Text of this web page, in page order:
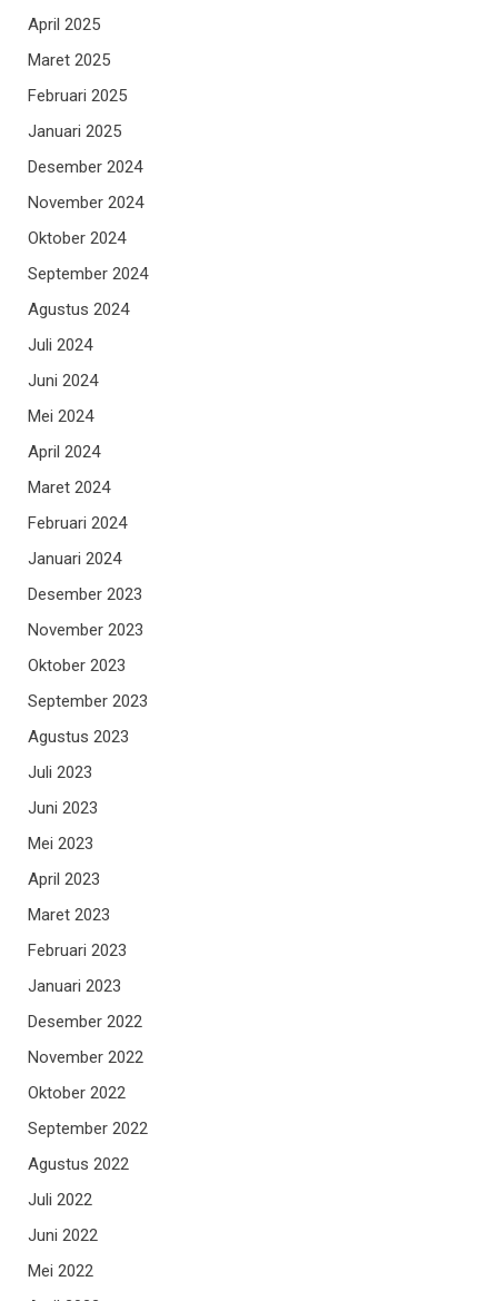
April 2025
Maret 2025
Februari 2025
Januari 2025
Desember 2024
November 2024
Oktober 2024
September 2024
Agustus 2024
Juli 2024
Juni 2024
Mei 2024
April 2024
Maret 2024
Februari 2024
Januari 2024
Desember 2023
November 2023
Oktober 2023
September 2023
Agustus 2023
Juli 2023
Juni 2023
Mei 2023
April 2023
Maret 2023
Februari 2023
Januari 2023
Desember 2022
November 2022
Oktober 2022
September 2022
Agustus 2022
Juli 2022
Juni 2022
Mei 2022